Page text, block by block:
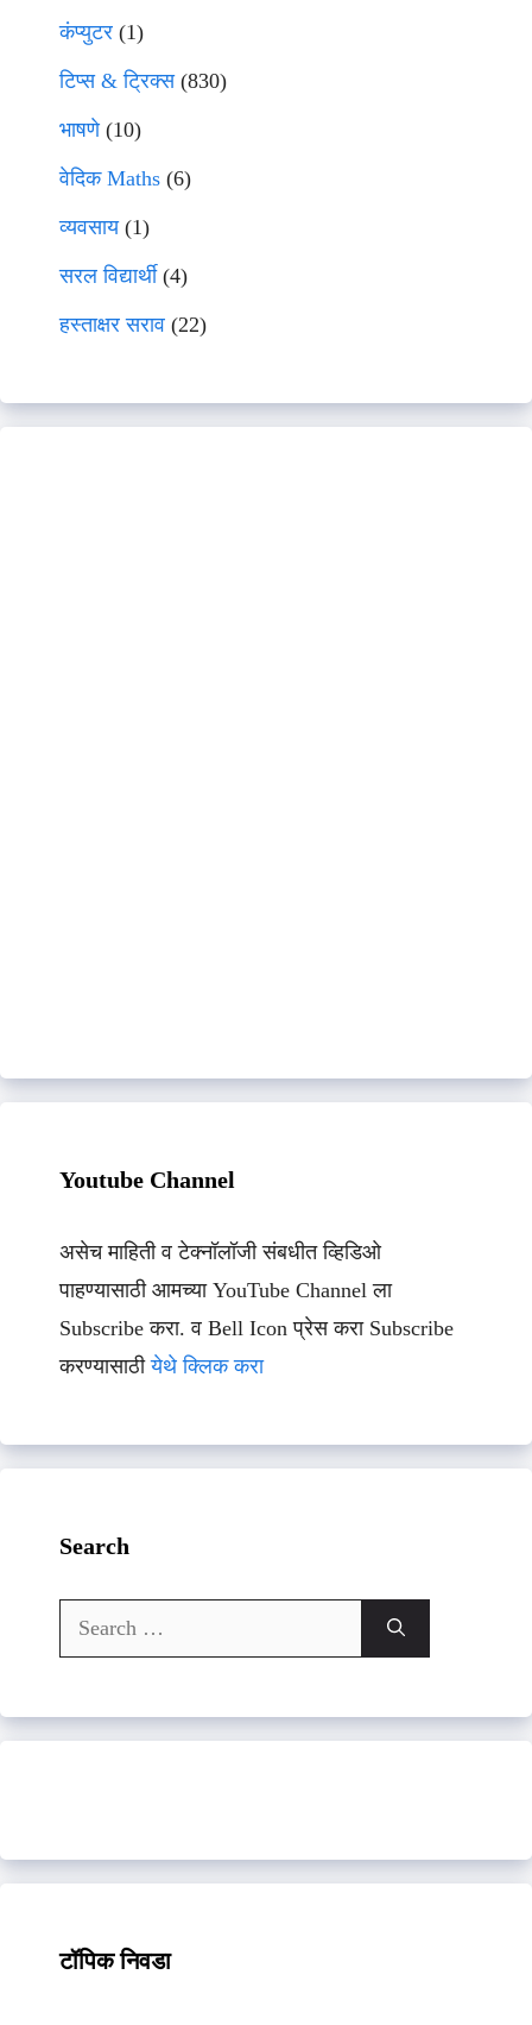
कंप्युटर (1)
टिप्स & ट्रिक्स(830)
भाषणे(10)
वेदिक Maths (6)
व्यवसाय(1)
सरल विद्यार्थी(4)
हस्ताक्षर सराव (22)
Youtube Channel
असेच माहिती व टेक्नॉलॉजी संबधीत व्हिडिओ
पाहण्यासाठी आमच्या YouTube Channel ला
Subscribe करा. व Bell Icon प्रेस करा Subscribe
करण्यासाठीयेथे क्लिक करा
Search
Search
for:
टॉपिक निवडा